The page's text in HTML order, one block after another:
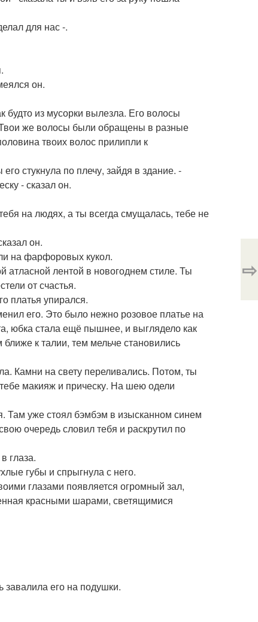
для нас -.
он.
будто из мусорки вылезла. Его волосы
Твои же волосы были обращены в разные
твоих волос прилипли к
стукнула по плечу, зайдя в здание. -
- сказал он.
на людях, а ты всегда смущалась, тебе не
он.
на фарфоровых кукол.
лентой в новогоднем стиле. Ты
от счастья.
платья упирался.
его. Это было нежно розовое платье на
юбка стала ещё пышнее, и выглядело как
к талии, тем мельче становились
Камни на свету переливались. Потом, ты
макияж и прическу. На шею одели
Там уже стоял бэмбэм в изысканном синем
очередь словил тебя и раскрутил по
глаза.
губы и спрыгнула с него.
глазами появляется огромный зал,
красными шарами, светящимися
его на подушки.
⇨